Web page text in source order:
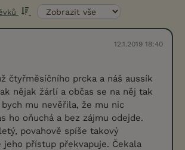
12.1.2019 18:40
čtyřměsíčního prcka a náš aussík
nějak žárlí a občas se na něj tak
mu nevěřila, že mu nic
ho oňuchá a bez zájmu odejde.
povahově spíše takový
jeho přístup překvapuje. Čekala